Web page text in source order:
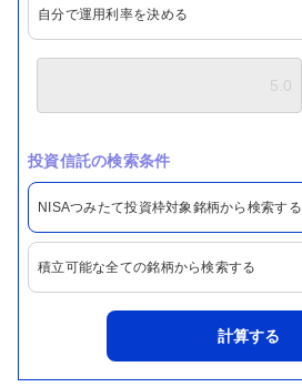
自分で運用利率を決める
投資信託の検索条件
NISAつみたて投資枠対象銘柄から検索する
積立可能な全ての銘柄から検索する
計算する